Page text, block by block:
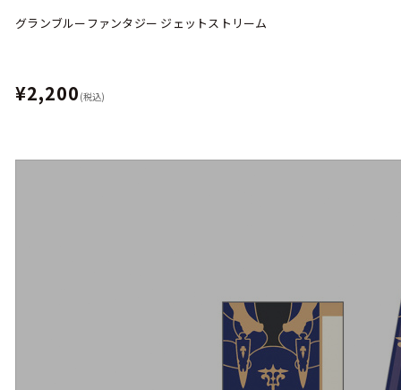
グランブルーファンタジー ジェットストリーム
¥2,200 (税込)